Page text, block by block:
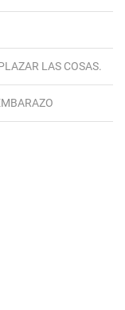
LAS COSAS.